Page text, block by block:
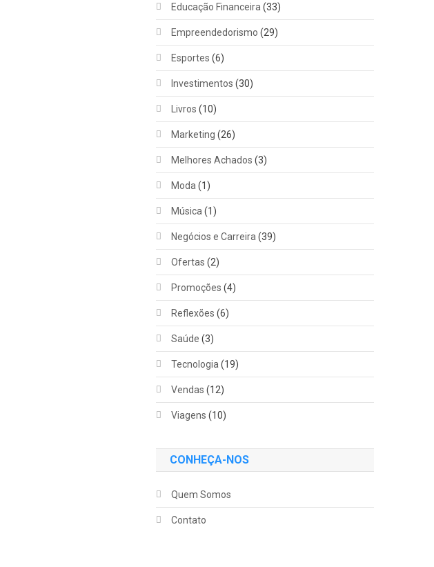
Educação Financeira (33)
Empreendedorismo (29)
Esportes (6)
Investimentos (30)
Livros (10)
Marketing (26)
Melhores Achados (3)
Moda (1)
Música (1)
Negócios e Carreira (39)
Ofertas (2)
Promoções (4)
Reflexões (6)
Saúde (3)
Tecnologia (19)
Vendas (12)
Viagens (10)
CONHEÇA-NOS
Quem Somos
Contato